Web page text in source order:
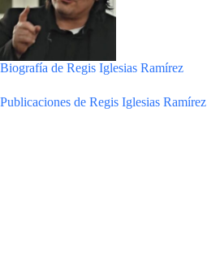
Biografía de Regis Iglesias Ramírez
Publicaciones de Regis Iglesias Ramírez